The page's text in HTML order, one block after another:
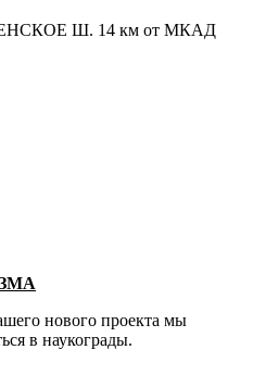
Ш. 14 км от МКАД
нового проекта мы
в наукограды.